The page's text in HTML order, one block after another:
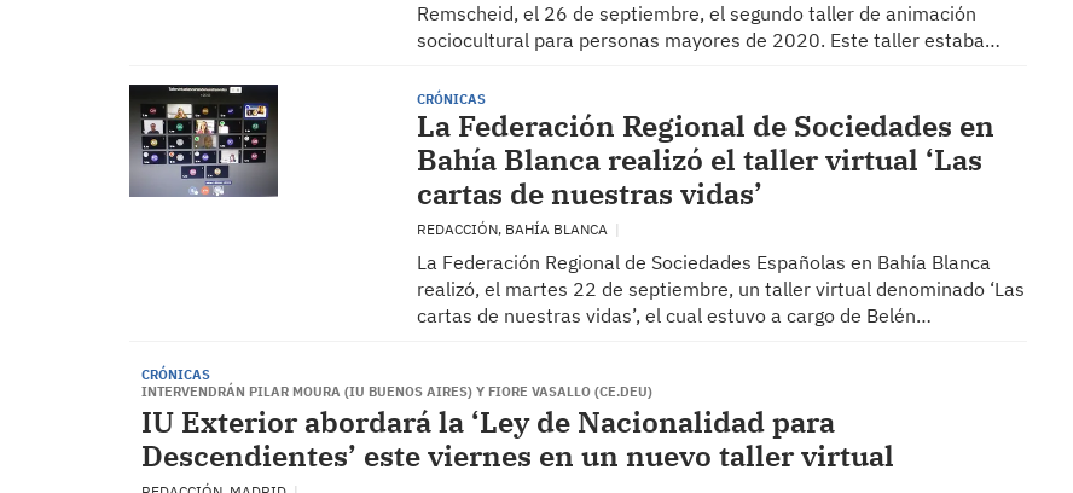
Remscheid, el 26 de septiembre, el segundo taller de animación
sociocultural para personas mayores de 2020. Este taller estaba…
CRÓNICAS
La Federación Regional de Sociedades en
Bahía Blanca realizó el taller virtual ‘Las
cartas de nuestras vidas’
REDACCIÓN, BAHÍA BLANCA
La Federación Regional de Sociedades Españolas en Bahía Blanca
realizó, el martes 22 de septiembre, un taller virtual denominado ‘Las
cartas de nuestras vidas’, el cual estuvo a cargo de Belén…
CRÓNICAS
INTERVENDRÁN PILAR MOURA (IU BUENOS AIRES) Y FIORE VASALLO (CE.DEU)
IU Exterior abordará la ‘Ley de Nacionalidad para
Descendientes’ este viernes en un nuevo taller virtual